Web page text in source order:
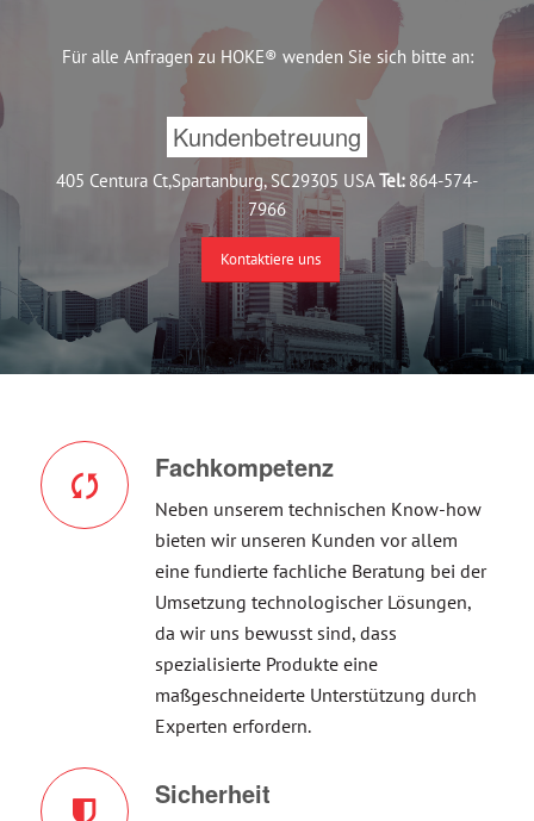
Für alle Anfragen zu HOKE® wenden Sie sich bitte an:
Kundenbetreuung
405 Centura Ct,Spartanburg, SC29305 USA Tel:864-574-
7966
Kontaktiere uns
Fachkompetenz
Neben unserem technischen Know-how
bieten wir unseren Kunden vor allem
eine fundierte fachliche Beratung bei der
Umsetzung technologischer Lösungen,
da wir uns bewusst sind, dass
spezialisierte Produkte eine
maßgeschneiderte Unterstützung durch
Experten erfordern.
Sicherheit